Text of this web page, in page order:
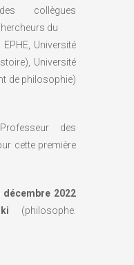
collègues
du
Université
Université
de philosophie)
des
cette première
décembre 2022
(philosophe.